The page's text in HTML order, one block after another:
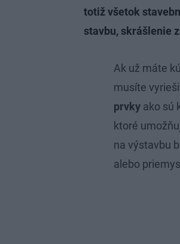
totiž všetok
stavbu, skrášlenie
Ak už máte
musíte
prvky ako sú
ktoré
na výstavbu
alebo